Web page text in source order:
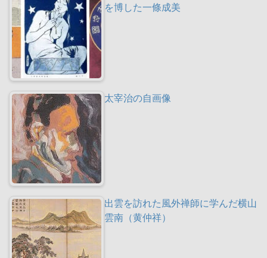
を博した一條成美
太宰治の自画像
出雲を訪れた風外禅師に学んだ横山
雲南（黄仲祥）